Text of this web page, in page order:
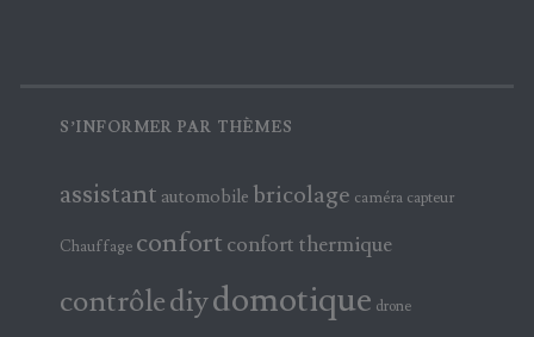
S’INFORMER PAR THÈMES
assistant automobile bricolage caméra capteur
Chauffage confort confort thermique
contrôlediydomotique drone